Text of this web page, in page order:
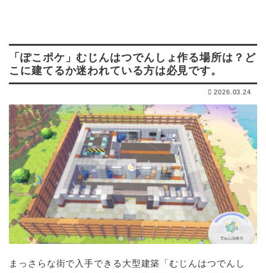
「ぽこポケ」むじんはつでんしょ作る場所は？ど
こに建てるか迷われている方は必見です。
2026.03.24
まっさらな街で入手できる大型建築「むじんはつでんし